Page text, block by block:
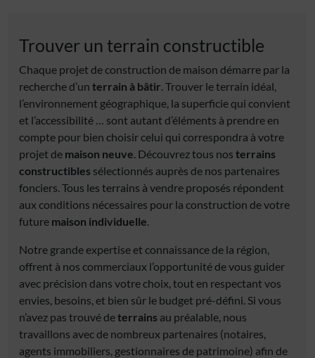
Trouver un terrain constructible
Chaque projet de construction de maison démarre par la
recherche d’un terrain à bâtir. Trouver le terrain idéal,
l’environnement géographique, la superficie qui convient
et l’accessibilité … sont autant d’éléments à prendre en
compte pour bien choisir celui qui correspondra à votre
projet de maison neuve. Découvrez tous nos terrains
constructibles sélectionnés auprès de nos partenaires
fonciers. Tous les terrains à vendre proposés répondent
aux conditions nécessaires pour la construction de votre
future maison individuelle.
Notre grande expertise et connaissance de la région,
offrent à nos commerciaux l’opportunité de vous guider
avec précision dans votre choix, tout en respectant vos
envies, besoins, et bien sûr le budget pré-défini. Si vous
n’avez pas trouvé deterrains au préalable, nous
travaillons avec de nombreux partenaires (notaires,
agents immobiliers, gestionnaires de patrimoine) afin de